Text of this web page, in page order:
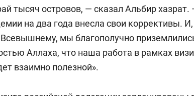
тысяч островов, — сказал Альбир
на два года внесла свои коррективы.
Всевышнему, мы благополучно
Аллаха, что наша работа в рамках
взаимно полезной».